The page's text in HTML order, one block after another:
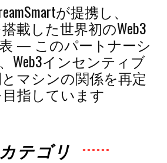
が提携し、
搭載した世界初のWeb3
— このパートナーシ
Web3インセンティブ
マシンの関係を再定
指しています
カテゴリ